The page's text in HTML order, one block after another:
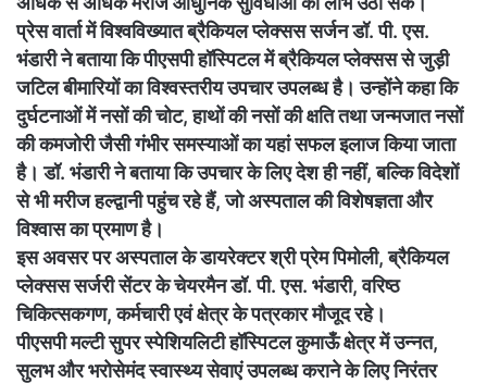
प्रेस वार्ता में विश्वविख्यात ब्रैकियल प्लेक्सस सर्जन डॉ. पी. एस.
भंडारी ने बताया कि पीएसपी हॉस्पिटल में ब्रैकियल प्लेक्सस से जुड़ी
जटिल बीमारियों का विश्वस्तरीय उपचार उपलब्ध है। उन्होंने कहा कि
दुर्घटनाओं में नसों की चोट, हाथों की नसों की क्षति तथा जन्मजात नसों
की कमजोरी जैसी गंभीर समस्याओं का यहां सफल इलाज किया जाता
है। डॉ. भंडारी ने बताया कि उपचार के लिए देश ही नहीं, बल्कि विदेशों
से भी मरीज हल्द्वानी पहुंच रहे हैं, जो अस्पताल की विशेषज्ञता और
विश्वास का प्रमाण है।
इस अवसर पर अस्पताल के डायरेक्टर श्री प्रेम पिमोली, ब्रैकियल
प्लेक्सस सर्जरी सेंटर के चेयरमैन डॉ. पी. एस. भंडारी, वरिष्ठ
चिकित्सकगण, कर्मचारी एवं क्षेत्र के पत्रकार मौजूद रहे।
पीएसपी मल्टी सुपर स्पेशियलिटी हॉस्पिटल कुमाऊँ क्षेत्र में उन्नत,
सुलभ और भरोसेमंद स्वास्थ्य सेवाएं उपलब्ध कराने के लिए निरंतर